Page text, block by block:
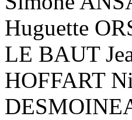
Huguette
LE BAUT
HOFFART